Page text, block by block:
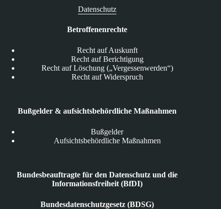
Datenschutz
Betroffenenrechte
Recht auf Auskunft
Recht auf Berichtigung
Recht auf Löschung („Vergessenwerden“)
Recht auf Widerspruch
Bußgelder & aufsichtsbehördliche Maßnahmen
Bußgelder
Aufsichtsbehördliche Maßnahmen
Bundesbeauftragte für den Datenschutz und die
Informationsfreiheit (BfDI)
Bundesdatenschutzgesetz (BDSG)